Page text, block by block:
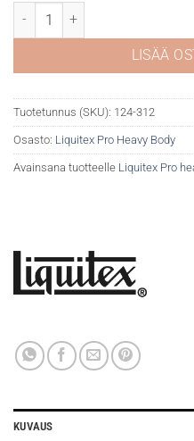
Liquitex Pro Heavy 312
LISÄÄ
Tuotetunnus (SKU): 124-312
Osasto: Liquitex Pro Heavy Body
Avainsana tuotteelle Liquitex Pro
KUVAUS